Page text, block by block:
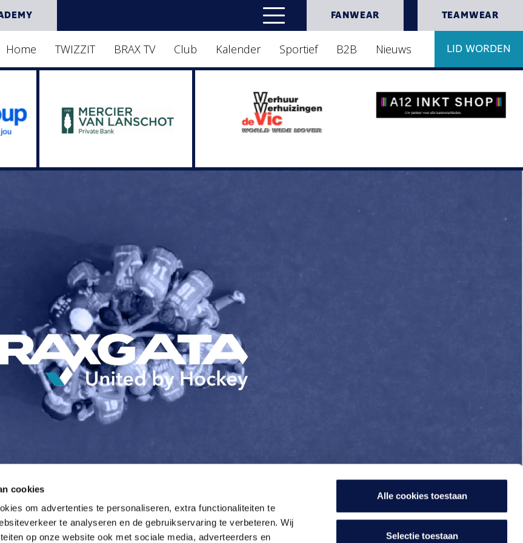
cookies
om advertenties te personaliseren, extra functionaliteiten te
te analyseren en de gebruikservaring te verbeteren. Wij
op onze website ook met sociale media, adverteerders en
Alle cookies toestaan
Selectie toestaan
FANWEAR TEAMWEAR
Home TWIZZIT BRAX TV Club Kalender Sportief B2B Nieuws LID WORDEN